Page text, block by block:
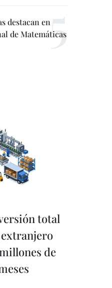
destacan en
de Matemáticas
total
de